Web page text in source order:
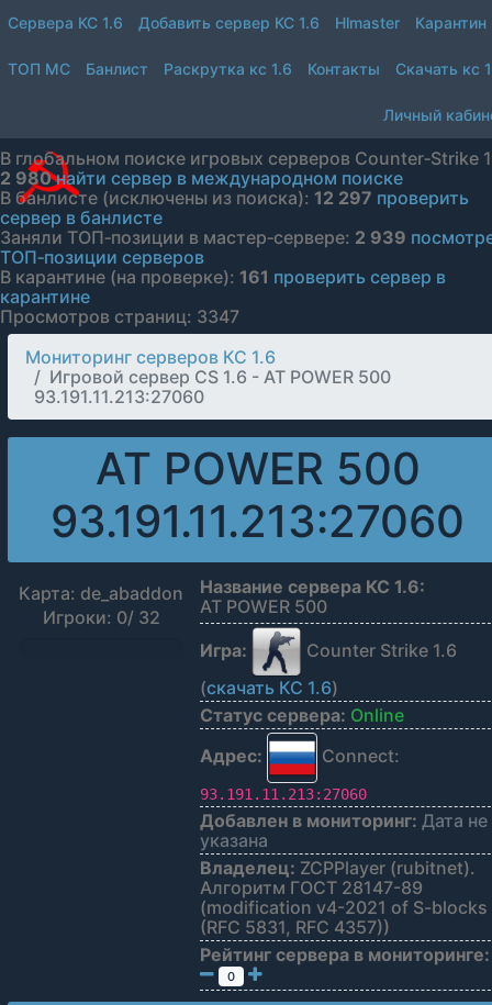
Сервера КС 1.6 Добавить сервер КС 1.6 Hlmaster Карантин
ТОП МС Банлист Раскрутка кс 1.6 Контакты Скачать кс
Личный
В глобальном поиске игровых серверов Counter‑Strike
2 980 найти сервер в международном поиске
В банлисте (исключены из поиска): 12 297 проверить
сервер в банлисте
Заняли ТОП‑позиции в мастер‑сервере: 2 939
ТОП‑позиции серверов
В карантине (на проверке): 161 проверить сервер в
карантине
Просмотров страниц: 3347
Мониторинг серверов КС 1.6
Игровой сервер CS 1.6 - AT POWER 500
93.191.11.213:27060
AT POWER 500
93.191.11.213:27060
Карта: de_abaddon
Игроки: 0/ 32
Название сервера КС 1.6:
AT POWER 500
Игра:
Counter Strike 1.6
(скачать КС 1.6)
Статус сервера: Online
Адрес:
Connect:
93.191.11.213:27060
Добавлен в мониторинг: Дата не
указана
Владелец: ZCPPlayer (rubitnet).
Алгоритм ГОСТ 28147-89
(modification v4-2021 of S-blocks
(RFC 5831, RFC 4357))
Рейтинг сервера в мониторинге:
0